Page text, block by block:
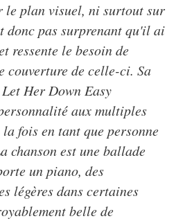
plan visuel, ni surtout sur
pas surprenant qu'il ai
ressente le besoin de
couverture de celle-ci. Sa
Her Down Easy
aux multiples
fois en tant que personne
chanson est une ballade
un piano, des
légères dans certaines
belle de